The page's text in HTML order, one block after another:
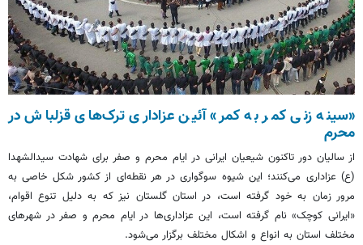
«سینه زنی کمر به کمر» آئین عزاداری ترک‌های قزلباش در
محرم
از سالیان دور تاکنون شیعیان ایرانی در ایام محرم و صفر برای شهادت سیدالشهدا
(ع) عزاداری می‌کنند؛ این شیوه سوگواری در هر نقطه‌ای از کشور شکل خاصی به
مرور زمان به خود گرفته است، در استان گلستان نیز که به دلیل تنوع اقوام،
«ایرانی کوچک» نام گرفته است، این عزاداری‌ها در ایام محرم و صفر در شهرهای
مختلف استان به انواع و اشکال مختلف برگزار می‌شود.